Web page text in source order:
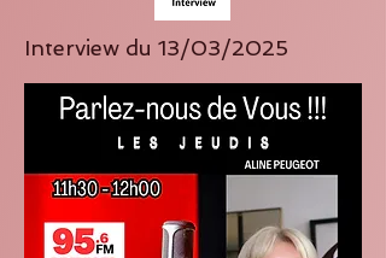
Interview du 13/03/2025